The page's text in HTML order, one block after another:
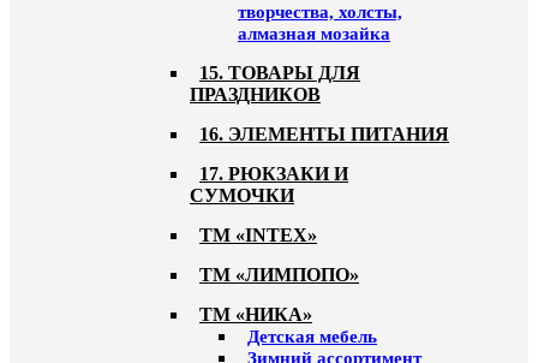
творчества, холсты,
алмазная мозайка
15. ТОВАРЫ ДЛЯ
ПРАЗДНИКОВ
16. ЭЛЕМЕНТЫ ПИТАНИЯ
17. РЮКЗАКИ И
СУМОЧКИ
ТМ «INTEX»
ТМ «ЛИМПОПО»
ТМ «НИКА»
Детская мебель
Зимний ассортимент